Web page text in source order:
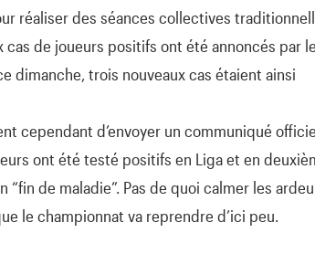
réaliser des séances collectives
de joueurs positifs ont été annoncés par
dimanche, trois nouveaux cas étaient ainsi
cependant d’envoyer un communiqué
ont été testé positifs en Liga et en
de maladie”. Pas de quoi calmer les
le championnat va reprendre d’ici peu.